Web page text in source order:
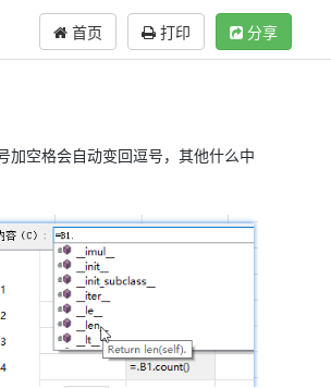
首页 打印 分享
加空格会自动变回逗号，其他什么中